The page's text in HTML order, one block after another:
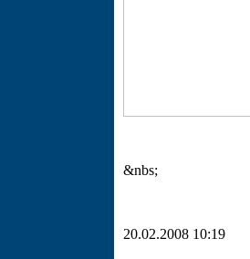
&nbs;
20.02.2008 10:19